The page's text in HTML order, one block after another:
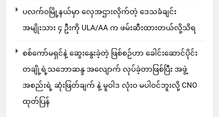
ပလက်ဝမြို့နယ်မှာ လှေအဌားလိုက်တဲ့ ဒေသခံချင်း
အမျိုးသား ၄ ဦးကို ULA/AA က ဖမ်းဆီးထားတယ်လို့သိရ
စစ်ကော်မရှင်နဲ့ ဆွေးနွေးခဲ့တဲ့ ဖြစ်စဉ်ဟာ ခေါင်းဆောင်ပိုင်း
တချို့ရဲ့သဘောဆန္ဒ အလျောက် လုပ်ခဲ့တာဖြစ်ပြီး အဖွဲ့
အစည်းရဲ့ ဆုံးဖြတ်ချက် နဲ့ မူဝါဒ လုံးဝ မပါဝင်ဘူးလို့ CNO
ထုတ်ပြန်